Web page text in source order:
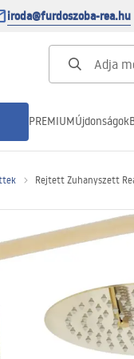
iroda@furdoszoba-rea.hu
PREMIUMÚjdonságok
Rejtett Zuhanyszett